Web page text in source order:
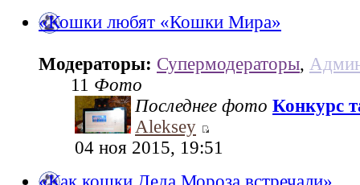
«Кошки любят «Кошки Мира»
Модераторы: Супермодераторы,
11 Фото
Последнее фото Конкурс
Aleksey
04 ноя 2015, 19:51